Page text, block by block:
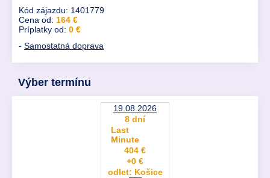
Kód zájazdu: 1401779
Cena od: 164 €
Príplatky od: 0 €
- Samostatná doprava
Výber termínu
19.08.2026
8 dní
Last
Minute
404 €
+0 €
odlet: Košice